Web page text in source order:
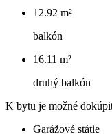
12.92 m²
balkón
16.11 m²
druhý balkón
K bytu je možné
Garážové státie